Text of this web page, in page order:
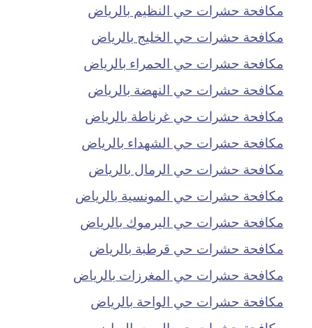
مكافحة حشرات حي النظيم بالرياض
مكافحة حشرات حي الخليج بالرياض
مكافحة حشرات حي الحمراء بالرياض
مكافحة حشرات حي النهضة بالرياض
مكافحة حشرات حي غرناطة بالرياض
مكافحة حشرات حي الشهداء بالرياض
مكافحة حشرات حي الرمال بالرياض
مكافحة حشرات حي المونسية بالرياض
مكافحة حشرات حي اليرموك بالرياض
مكافحة حشرات حي قرطبة بالرياض
مكافحة حشرات حي المغرزات بالرياض
مكافحة حشرات حي الواحة بالرياض